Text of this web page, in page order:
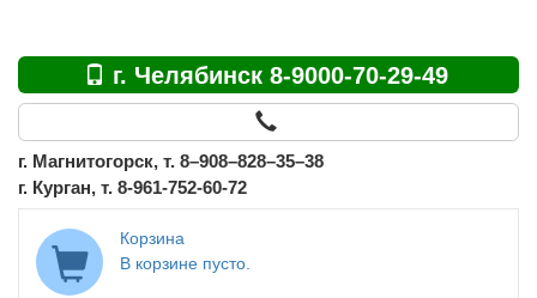
г. Челябинск 8-9000-70-29-49
г. Магнитогорск, т. 8–908–828–35–38
г. Курган, т. 8-961-752-60-72
Корзина
В корзине пусто.